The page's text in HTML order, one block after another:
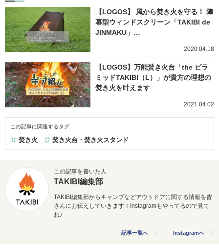
【LOGOS】 風から焚き火を守る！ 陣
幕型ウィンドスクリーン「TAKIBI de
JINMAKU」…
2020.04.18
【LOGOS】万能焚き火台「the ピラ
ミッドTAKIBI（L）」が貴方の理想の
焚き火を叶えます
2021.04.02
この記事に関連するタグ
焚き火 焚き火台・焚き火スタンド
この記事を書いた人
TAKIBI編集部
TAKIBI編集部からキャンプなどアウトドアに関する情報を皆
さんにお伝えしていきます！Instagramもやってるので見て
ね♪
記事一覧へ Instagramへ